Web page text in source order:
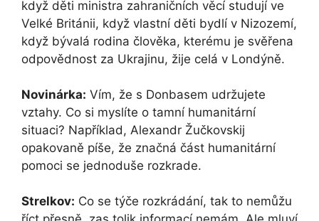
když děti ministra zahraničních věcí studují ve
Velké Británii, když vlastní děti bydlí v Nizozemí,
když bývalá rodina člověka, kterému je svěřena
odpovědnost za Ukrajinu, žije celá v Londýně.
Novinárka: Vím, že s Donbasem udržujete
vztahy. Co si myslíte o tamní humanitární
situaci? Například, Alexandr Žučkovskij
opakovaně píše, že značná část humanitární
pomoci se jednoduše rozkrade.
Strelkov: Co se týče rozkrádání, tak to nemůžu